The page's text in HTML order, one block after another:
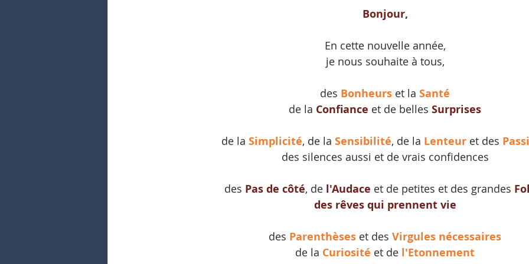
Bonjour,
En cette nouvelle année,
je nous souhaite à tous,
des Bonheurs et la Santé
de la Confiance et de belles Surprises
de la Simplicité, de la Sensibilité, de la Lenteur et des
des silences aussi et de vrais confidences
des Pas de côté, de l'Audace et de petites et des grandes
des rêves qui prennent vie
des Parenthèses et des Virgules nécessaires
de la Curiosité et de l'Etonnement